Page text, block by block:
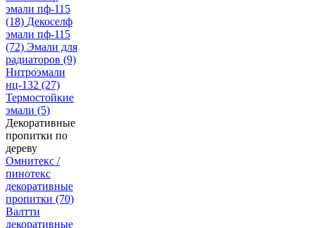
эмали пф-115
(18) Декоселф
эмали пф-115
(72) Эмали для
радиаторов (9)
Нитроэмали
нц-132 (27)
Термостойкие
эмали (5)
Декоративные
пропитки по
дереву
Омнитекс /
пинотекс
декоративные
пропитки (70)
Валтти
декоративные